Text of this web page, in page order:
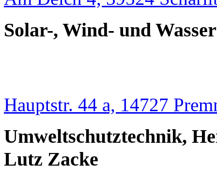
Solar-, Wind- und
Hauptstr. 44 a, 14727
Umweltschutztechnik,
Lutz Zacke